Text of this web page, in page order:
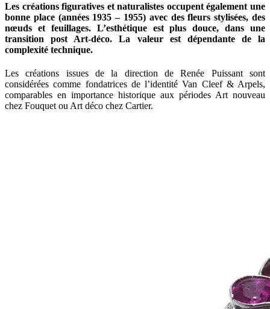
Les créations figuratives et naturalistes occupent également une
bonne place (années 1935 – 1955) avec des fleurs stylisées, des
nœuds et feuillages. L’esthétique est plus douce, dans une
transition post Art-déco. La valeur est dépendante de la
complexité technique.
Les créations issues de la direction de Renée Puissant sont
considérées comme fondatrices de l’identité Van Cleef & Arpels,
comparables en importance historique aux périodes Art nouveau
chez Fouquet ou Art déco chez Cartier.